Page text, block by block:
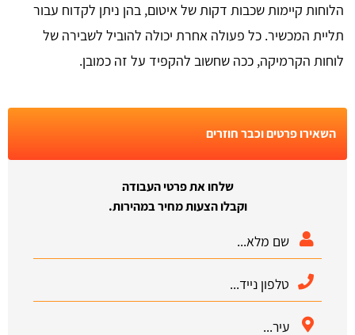
הלוחות קיימות שכבות דקות של איטום, בהן ניתן לקדוח עבור
תליית המכשיר. כל פעולה אחרת יכולה להוביל לשבירה של
לוחות הקרמיקה, ככה שחשוב להקפיד על זה כמובן.
השאירו פרטים וכבר חוזרים
שלחו את פרטי העבודה
וקבלו הצעות מחיר במהירות.